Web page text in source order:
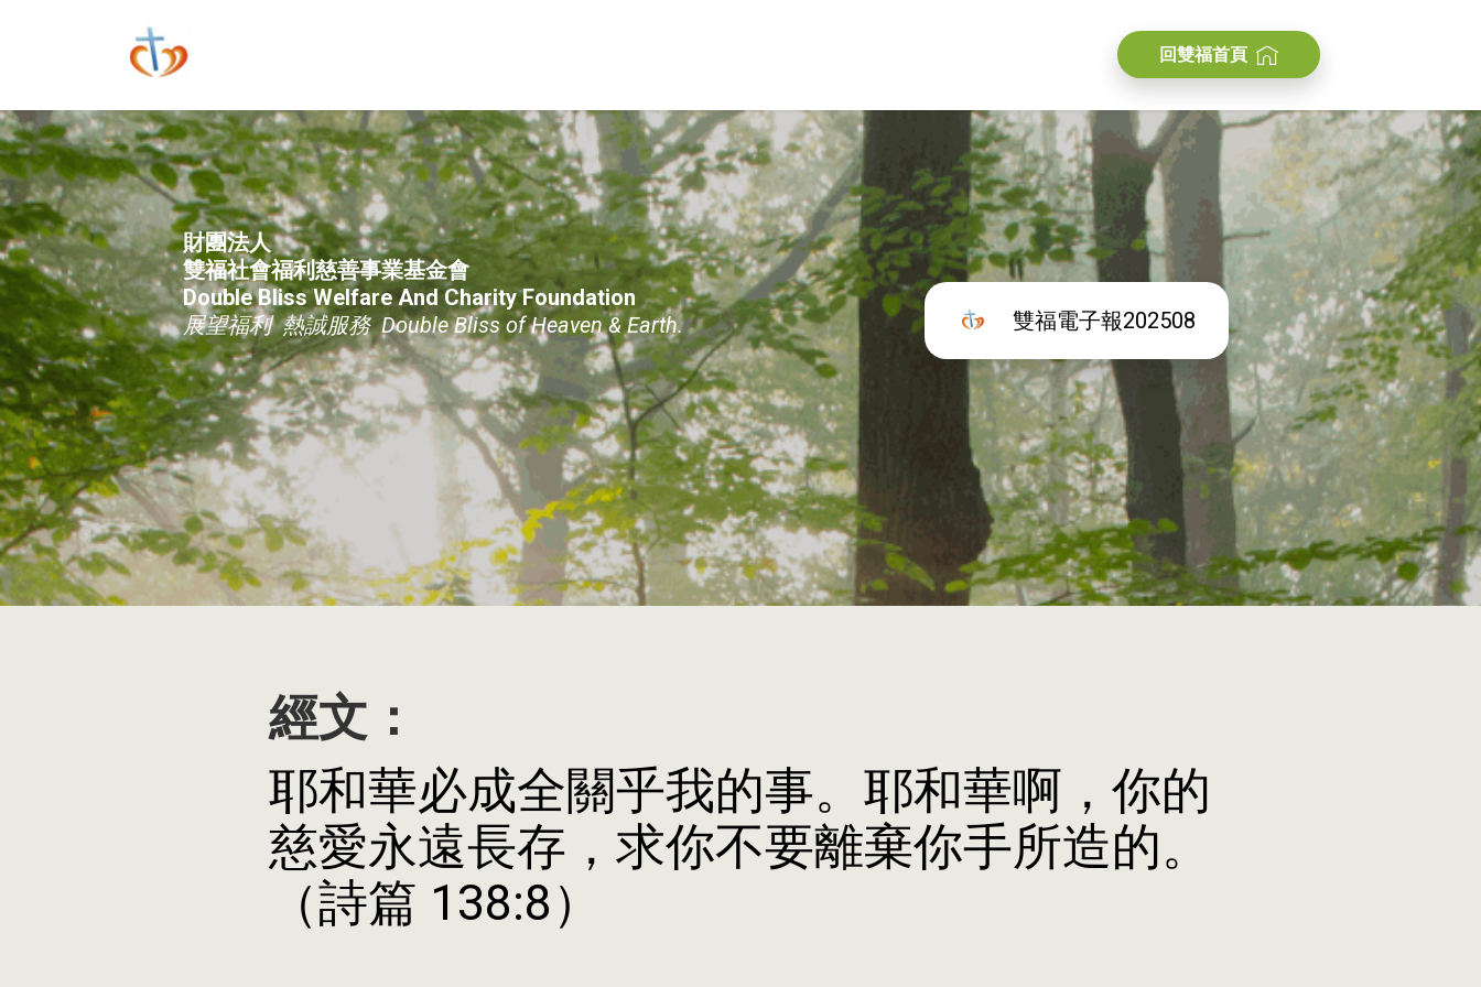
回雙福首頁
財團法人
雙福社會福利慈善事業基金會
Double Bliss Welfare And Charity Foundation
展望福利 熱誠服務 Double Bliss of Heaven & Earth.
雙福電子報202508
經文：
耶和華必成全關乎我的事。耶和華啊，你的
慈愛永遠長存，求你不要離棄你手所造的。
（詩篇 138:8）